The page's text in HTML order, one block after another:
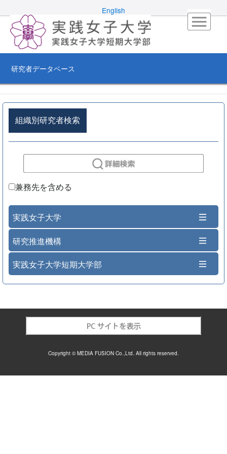
English
研究者データベース
組織別研究者検索
兼務先を含める
実践女子大学
研究推進機構
実践女子大学短期大学部
Copyright © MEDIA FUSION Co.,Ltd. All rights reserved.